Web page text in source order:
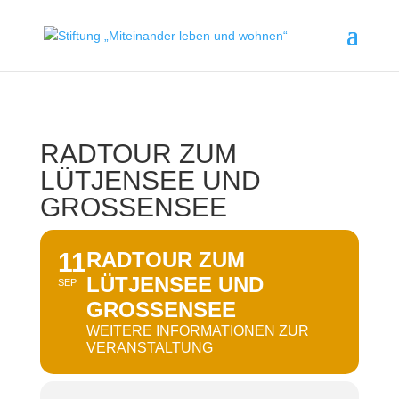
RADTOUR ZUM
LÜTJENSEE UND
GROSSENSEE
11
SEP
RADTOUR ZUM
LÜTJENSEE UND
GROSSENSEE
WEITERE INFORMATIONEN ZUR
VERANSTALTUNG